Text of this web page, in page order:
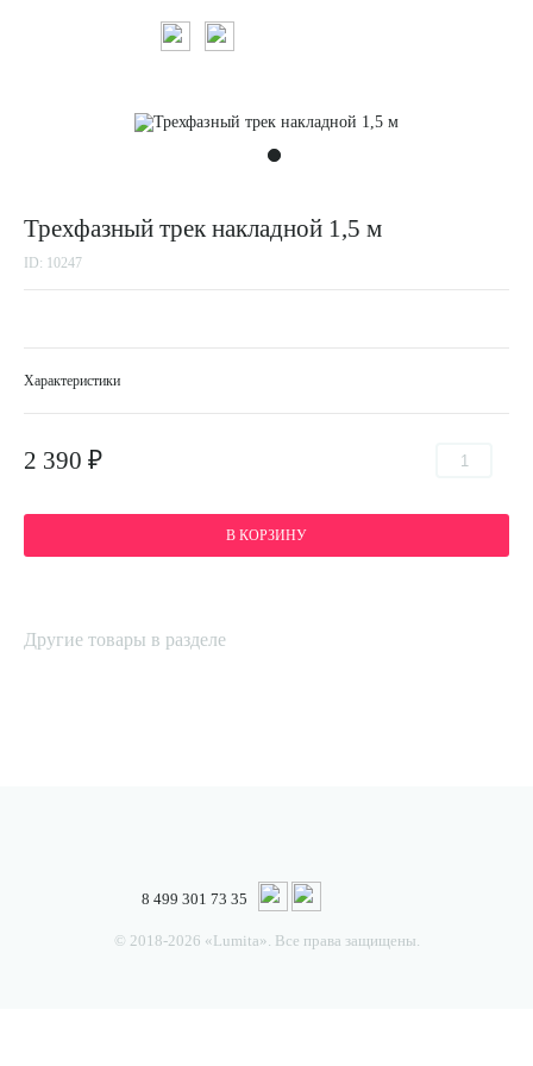
Трехфазный трек накладной 1,5 м
ID: 10247
Характеристики
2 390 ₽
В КОРЗИНУ
Другие товары в разделе
© 2018-2026 «Lumita». Все права защищены.
8 499 301 73 35